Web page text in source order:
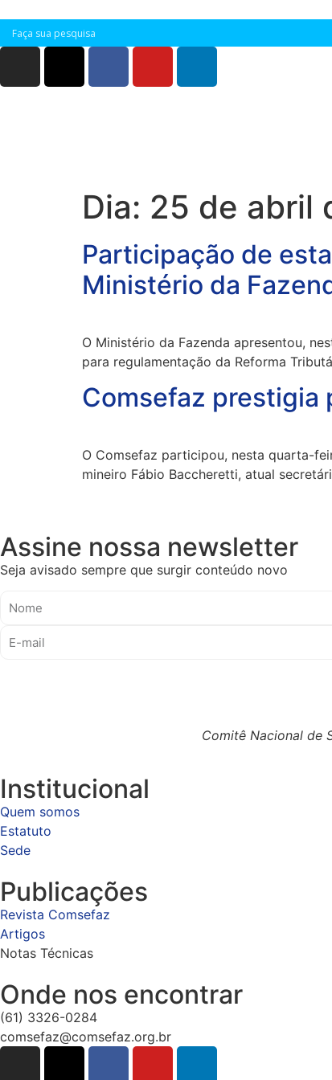
Dia: 25 de abril
Participação de
Ministério da
O Ministério da Fazenda apresentou,
para regulamentação da Reforma
Comsefaz prestigia
O Comsefaz participou, nesta quarta-
mineiro Fábio Baccheretti, atual
Assine nossa newsletter
Seja avisado sempre que surgir conteúdo novo
Comitê Nacional de
Institucional
Quem somos
Estatuto
Sede
Publicações
Revista Comsefaz
Artigos
Notas Técnicas
Onde nos encontrar
(61) 3326-0284
comsefaz@comsefaz.org.br